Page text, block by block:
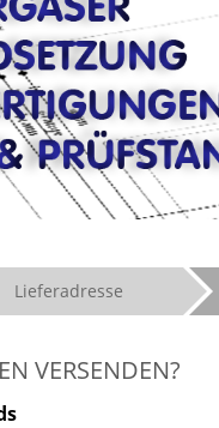
Lieferadresse
VERSENDEN?